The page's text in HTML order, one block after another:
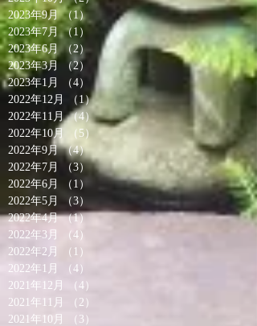
2023年9月 （1）
1件の記事
2023年7月 （1）
1件の記事
2023年6月 （2） 2件の記事
2023年3月
（2）
2件の記事
2023年1月
（4）
4件の記事
2022年12月
（1） 1件の記事
2022年11月 （4）4件の記事
2022年10月
（5）
5件の記事
2022年9月 （4）
4件の記事
2022年7月
（3）3件の記事
2022年6月
（1）
1件の記事
2022年5月
（3）
2022年4月 （1）1件の記事
2022年3月
（4）
2022年2月
（1）
2022年1月
（4）
2021年12月
（4）
2021年11月
（2）
2021年10月
（3）